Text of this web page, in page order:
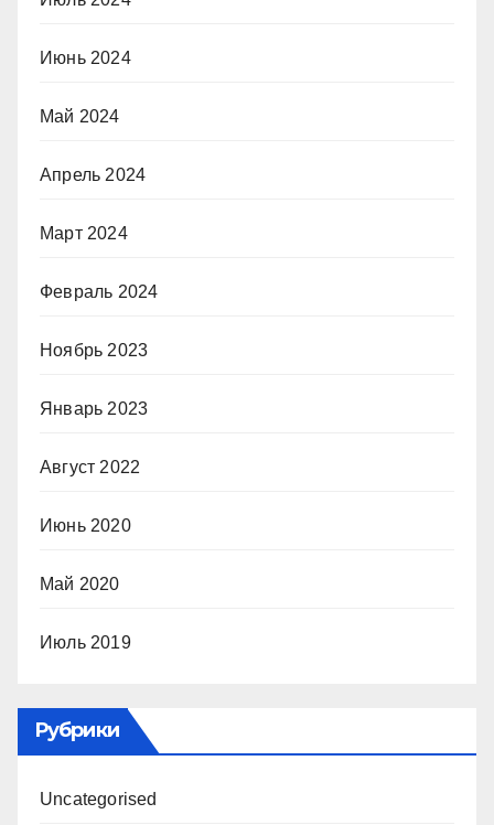
Июнь 2024
Май 2024
Апрель 2024
Март 2024
Февраль 2024
Ноябрь 2023
Январь 2023
Август 2022
Июнь 2020
Май 2020
Июль 2019
Рубрики
Uncategorised